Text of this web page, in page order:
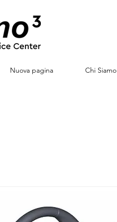
Nuova pagina Chi Siamo